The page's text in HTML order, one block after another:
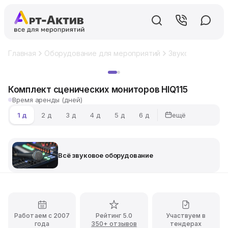
Главная Оборудование для мероприятий Звуковое
Комплект сценических мониторов HIQ115
Время аренды (дней)
1 д
2 д 3 д 4 д 5 д 6 д ещё
Всё звуковое оборудование
Работаем с 2007
года
Рейтинг 5.0
350+ отзывов
Участвуем в
тендерах